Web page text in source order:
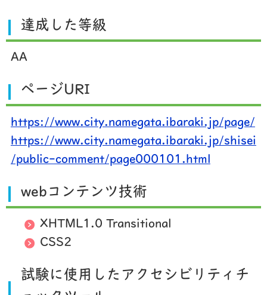
達成した等級
AA
ページURI
https://www.city.namegata.ibaraki.jp/page/
https://www.city.namegata.ibaraki.jp/shisei
/public-comment/page000101.html
webコンテンツ技術
XHTML1.0 Transitional
CSS2
試験に使用したアクセシビリティチ